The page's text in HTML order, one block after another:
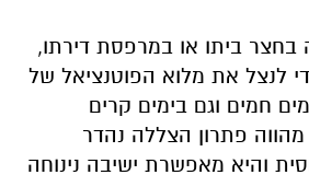
בחצר ביתו או במרפסת דירתו,
לנצל את מלוא הפוטנציאל של
חמים וגם בימים קרים
מהווה פתרון הצללה נהדר
והיא מאפשרת ישיבה נינוחה